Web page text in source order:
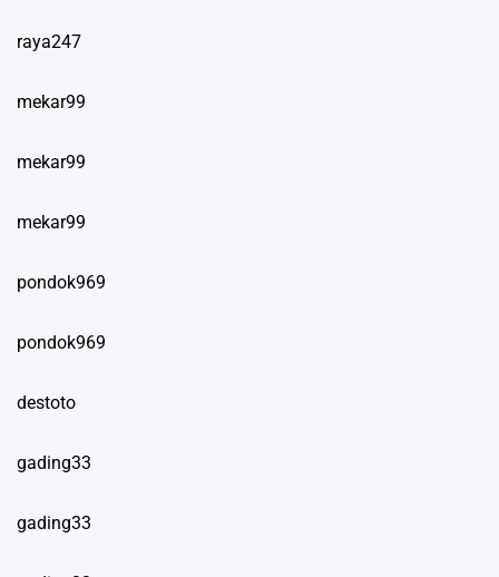
raya247
mekar99
mekar99
mekar99
pondok969
pondok969
destoto
gading33
gading33